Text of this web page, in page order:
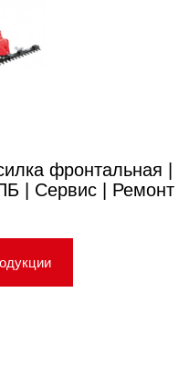
фронтальная |
| Сервис | Ремонт